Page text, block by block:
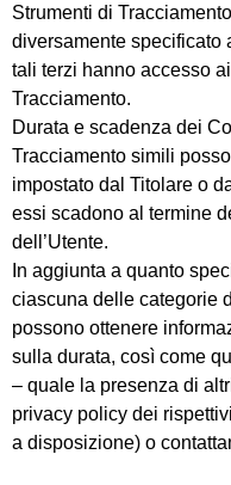
Strumenti di
diversamente specificato
tali terzi hanno accesso
Tracciamento.
Durata e scadenza dei
Tracciamento simili
impostato dal Titolare o
essi scadono al termine
dell’Utente.
In aggiunta a quanto
ciascuna delle categorie
possono ottenere
sulla durata, così come
– quale la presenza di
privacy policy dei
a disposizione) o